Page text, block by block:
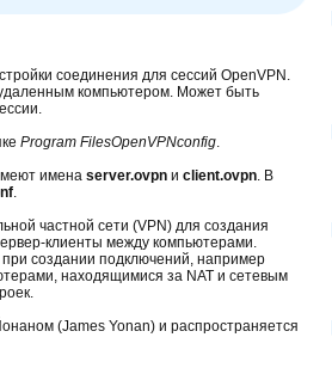
соединения для сессий OpenVPN.
компьютером. Может быть
Program FilesOpenVPNconfig.
имена server.ovpn и client.ovpn. В
.
частной сети (VPN) для создания
клиенты между компьютерами.
создании подключений, например
находящимися за NAT и сетевым
(James Yonan) и распространяется